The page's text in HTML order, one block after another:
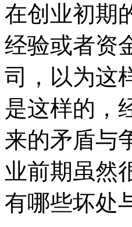
在创业初期
经验或者资
司，以为这
是这样的，
来的矛盾与
业前期虽然
有哪些坏处